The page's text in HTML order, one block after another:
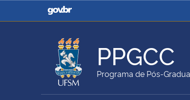
Casa Civil
Ministério da
Ministério da Agricultura,
Pecuária e Abastecimento
Ministério da
PPGCC
Programa de Pós-